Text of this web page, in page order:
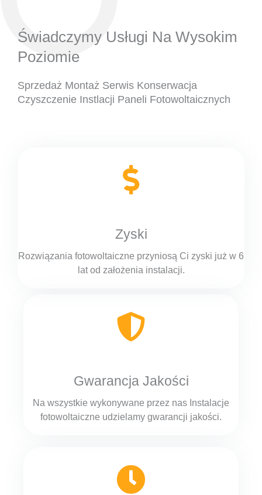
Świadczymy Usługi Na Wysokim
Poziomie
Sprzedaż Montaż Serwis Konserwacja
Czyszczenie Instlacji Paneli Fotowoltaicznych
Zyski
Rozwiązania fotowoltaiczne przyniosą Ci zyski już w 6
lat od założenia instalacji.
Gwarancja Jakości
Na wszystkie wykonywane przez nas Instalacje
fotowoltaiczne udzielamy gwarancji jakości.